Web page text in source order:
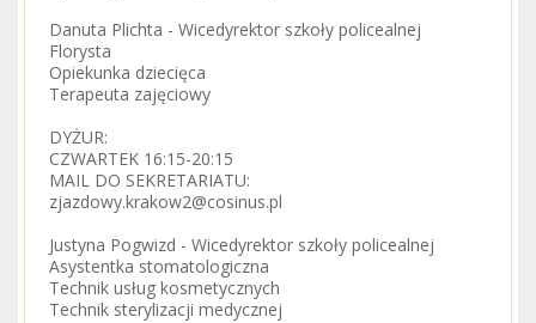
Danuta Plichta - Wicedyrektor szkoły policealnej
Florysta
Opiekunka dziecięca
Terapeuta zajęciowy
DYŻUR:
CZWARTEK 16:15-20:15
MAIL DO SEKRETARIATU:
zjazdowy.krakow2@cosinus.pl
Justyna Pogwizd - Wicedyrektor szkoły policealnej
Asystentka stomatologiczna
Technik usług kosmetycznych
Technik sterylizacji medycznej